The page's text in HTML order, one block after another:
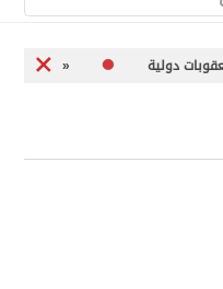
«اليونيفيل» توثق إطلاق إسرائيل 113